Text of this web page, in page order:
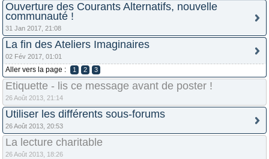
Ouverture des Courants Alternatifs, nouvelle
communauté !
31 Jan 2017, 21:08
La fin des Ateliers Imaginaires
02 Fév 2017, 01:01
Aller vers la page : 1 2 3
Etiquette - lis ce message avant de poster !
26 Août 2013, 21:14
Utiliser les différents sous-forums
26 Août 2013, 20:53
La lecture charitable
26 Août 2013, 18:26